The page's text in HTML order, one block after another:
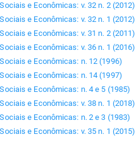
e Econômicas: v. 32 n. 2 (2012)
e Econômicas: v. 32 n. 1 (2012)
e Econômicas: v. 31 n. 2 (2011)
e Econômicas: v. 36 n. 1 (2016)
e Econômicas: n. 12 (1996)
e Econômicas: n. 14 (1997)
e Econômicas: n. 4 e 5 (1985)
e Econômicas: v. 38 n. 1 (2018)
e Econômicas: n. 2 e 3 (1983)
e Econômicas: v. 35 n. 1 (2015)